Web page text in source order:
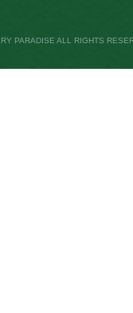
PARADISE ALL RIGHTS